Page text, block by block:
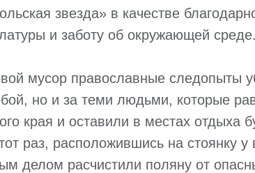
звезда» в качестве
и заботу об окружающей среде.
мусор православные следопыты
но и за теми людьми, которые
края и оставили в местах отдыха
раз, расположившись на стоянку
делом расчистили поляну от